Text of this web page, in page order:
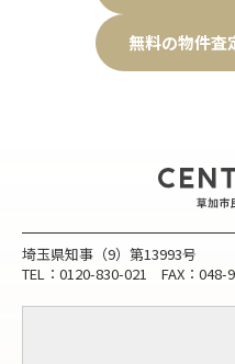
無料の物件査
埼玉県知事（9）第13993号
TEL：0120-830-021 FAX：048-